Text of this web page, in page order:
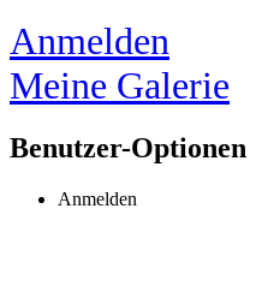
Anmelden
Meine Galerie
Benutzer-Optionen
Anmelden